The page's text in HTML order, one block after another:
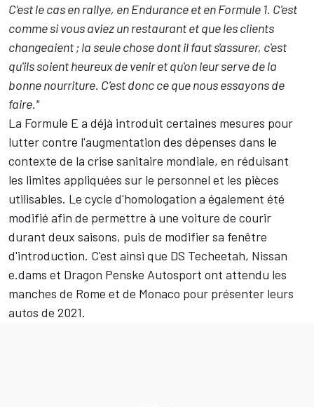
C'est le cas en rallye, en Endurance et en Formule 1. C'est
comme si vous aviez un restaurant et que les clients
changeaient ; la seule chose dont il faut s'assurer, c'est
qu'ils soient heureux de venir et qu'on leur serve de la
bonne nourriture. C'est donc ce que nous essayons de
faire."
La Formule E a déjà introduit certaines mesures pour
lutter contre l'augmentation des dépenses dans le
contexte de la crise sanitaire mondiale, en réduisant
les limites appliquées sur le personnel et les pièces
utilisables. Le cycle d'homologation a également été
modifié afin de permettre à une voiture de courir
durant deux saisons, puis de modifier sa fenêtre
d'introduction. C'est ainsi que DS Techeetah, Nissan
e.dams et Dragon Penske Autosport ont attendu les
manches de Rome et de Monaco pour présenter leurs
autos de 2021.